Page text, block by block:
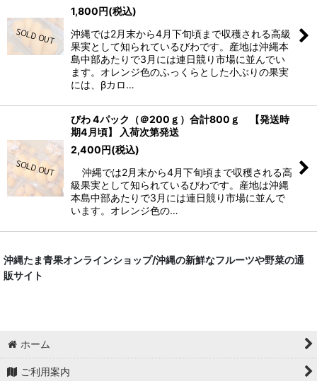
1,800円(税込)
沖縄では2月末から4月下旬頃まで収穫される高級
果実として知られているびわです。産地は沖縄本
島中部あたりで3月には連日競り市場に並んでい
ます。オレンジ色のふっくらとした小ぶりの果実
には、βカロ…
びわ 4パック（＠200ｇ）合計800ｇ 【発送時
期4月頃】 入荷次第発送
2,400円(税込)
沖縄では2月末から4月下旬頃まで収穫される高
級果実として知られているびわです。産地は沖縄
本島中部あたりで3月には連日競り市場に並んで
います。オレンジ色の…
沖縄たま青果オンラインショップ/沖縄の新鮮なフルーツや野菜の通
販サイト
ホーム
ご利用案内